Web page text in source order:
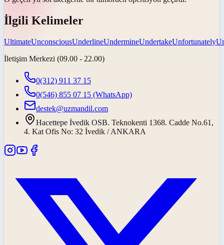
İlgili Kelimeler
UltimateUnconsciousUnderlineUndermineUndertakeUnfortunately
İletişim Merkezi (09.00 - 22.00)
0(312) 911 37 15
0(546) 855 07 15 (WhatsApp)
destek@uzmandil.com
Hacettepe İvedik OSB. Teknokenti 1368. Cadde No.61,
4. Kat Ofis No: 32 İvedik / ANKARA